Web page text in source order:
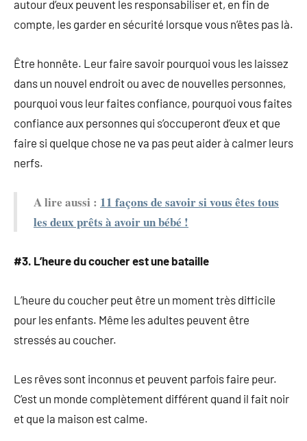
autour d’eux peuvent les responsabiliser et, en fin de
compte, les garder en sécurité lorsque vous n’êtes pas là.
Être honnête. Leur faire savoir pourquoi vous les laissez
dans un nouvel endroit ou avec de nouvelles personnes,
pourquoi vous leur faites confiance, pourquoi vous faites
confiance aux personnes qui s’occuperont d’eux et que
faire si quelque chose ne va pas peut aider à calmer leurs
nerfs.
A lire aussi : 11 façons de savoir si vous êtes tous
les deux prêts à avoir un bébé !
#3. L’heure du coucher est une bataille
L’heure du coucher peut être un moment très difficile
pour les enfants. Même les adultes peuvent être
stressés au coucher.
Les rêves sont inconnus et peuvent parfois faire peur.
C’est un monde complètement différent quand il fait noir
et que la maison est calme.